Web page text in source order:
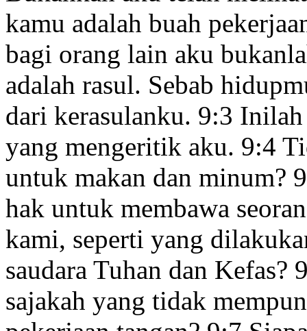
kamu adalah buah
bagi orang lain aku
adalah rasul. Sebab
dari kerasulanku. 9:3 Inilah
yang mengeritik aku. 9:4
untuk makan dan minum?
hak untuk membawa
kami, seperti yang
saudara Tuhan dan Kefas?
sajakah yang tidak